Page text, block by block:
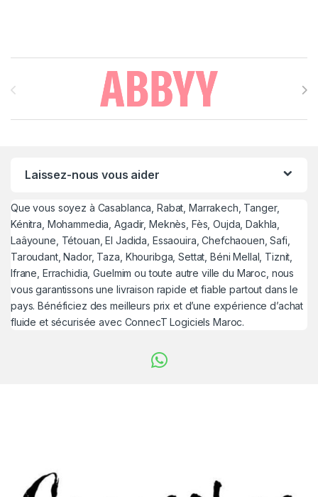
Brands Carousel
Laissez-nous vous aider
Que vous soyez à Casablanca, Rabat, Marrakech, Tanger,
Kénitra, Mohammedia, Agadir, Meknès, Fès, Oujda, Dakhla,
Laâyoune, Tétouan, El Jadida, Essaouira, Chefchaouen, Safi,
Taroudant, Nador, Taza, Khouribga, Settat, Béni Mellal, Tiznit,
Ifrane, Errachidia, Guelmim ou toute autre ville du Maroc, nous
vous garantissons une livraison rapide et fiable partout dans le
pays. Bénéficiez des meilleurs prix et d’une expérience d’achat
fluide et sécurisée avec ConnecT Logiciels Maroc.